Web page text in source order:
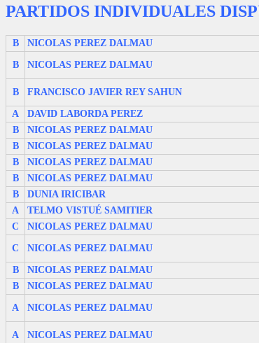
PARTIDOS INDIVIDUALES
B NICOLAS PEREZ DALMAU
B NICOLAS PEREZ DALMAU
B FRANCISCO JAVIER REY SAHUN
A
DAVID LABORDA PEREZ
B
NICOLAS PEREZ DALMAU
B
NICOLAS PEREZ DALMAU
B
NICOLAS PEREZ DALMAU
B
NICOLAS PEREZ DALMAU
B
DUNIA IRICIBAR
A
TELMO VISTUÉ SAMITIER
C
NICOLAS PEREZ DALMAU
C NICOLAS PEREZ DALMAU
B
NICOLAS PEREZ DALMAU
B
NICOLAS PEREZ DALMAU
A NICOLAS PEREZ DALMAU
A NICOLAS PEREZ DALMAU